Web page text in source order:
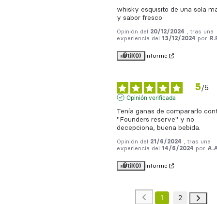
whisky esquisito de una sola
y sabor fresco
Opinión del 20/12/2024
, tras una
experiencia del
13/12/2024 por
Útil(0) Informe
5/5
Opinión verificada
Tenía ganas de compararlo
"Founders reserve" y no
decepciona, buena bebida.
Opinión del 21/6/2024
, tras una
experiencia del
14/6/2024 por
Útil(0) Informe
1 2